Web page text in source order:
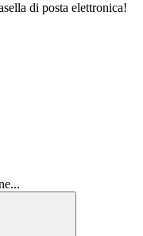
di posta elettronica!